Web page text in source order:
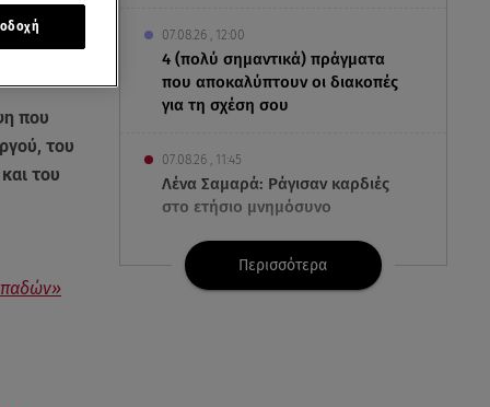
07.08.26 , 12:00
4 (πολύ σημαντικά) πράγματα
που αποκαλύπτουν οι διακοπές
για τη σχέση σου
07.08.26 , 11:45
Λένα Σαμαρά: Ράγισαν καρδιές
στο ετήσιο μνημόσυνο
07.08.26 , 11:18
Leapmotor T03: Τώρα με 16.190
Περισσότερα
που
του
του